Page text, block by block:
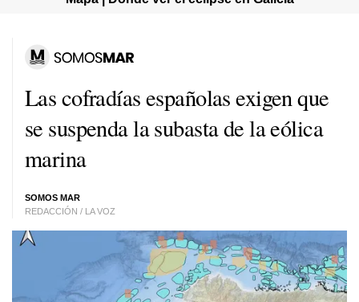
Las cofradías españolas exigen que
se suspenda la subasta de la eólica
marina
SOMOS MAR
REDACCIÓN / LA VOZ